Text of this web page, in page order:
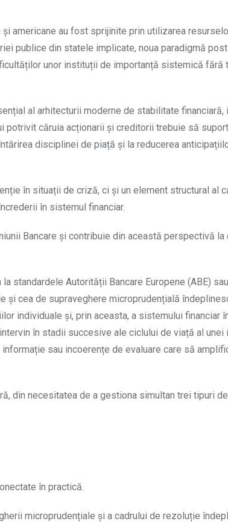
americane au fost sprijinite prin utilizarea
publice din statele implicate, noua paradigmă
unor instituții de importanță sistemică fără
al arhitecturii moderne de stabilitate financiară,
potrivit căruia acționarii și creditorii trebuie să
disciplinei de piață și la reducerea
în situații de criză, ci și un element structural al
în sistemul financiar.
Bancare și contribuie din această perspectivă
standardele Autorității Bancare Europene (ABE)
cea de supraveghere microprudențială
individuale și, prin aceasta, a sistemului financiar
în stadii succesive ale ciclului de viață al unei
sau incoerențe de evaluare care să
din necesitatea de a gestiona simultan trei tipuri
în practică.
microprudențiale și a cadrului de rezoluție